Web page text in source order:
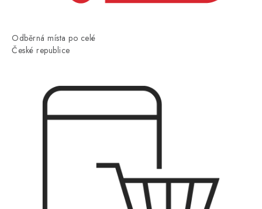
Odběrná místa po celé
České republice